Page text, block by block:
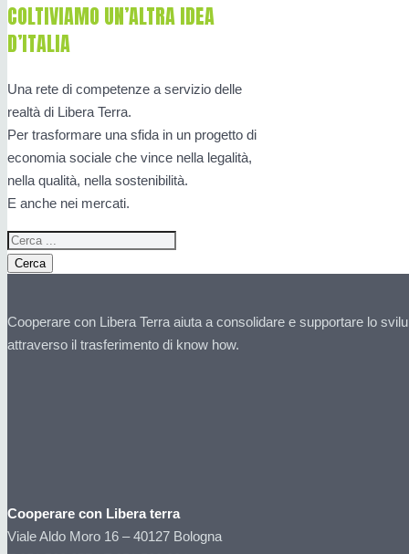
COLTIVIAMO UN’ALTRA IDEA
D’ITALIA
Una rete di competenze a servizio delle
realtà di Libera Terra.
Per trasformare una sfida in un progetto di
economia sociale che vince nella legalità,
nella qualità, nella sostenibilità.
E anche nei mercati.
Cerca
Cooperare con Libera Terra aiuta a consolidare e supportare lo
attraverso il trasferimento di know how.
Cooperare con Libera terra
Viale Aldo Moro 16 – 40127 Bologna